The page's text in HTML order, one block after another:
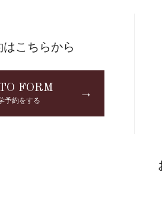
はこちらから
FORM
予約をする
→